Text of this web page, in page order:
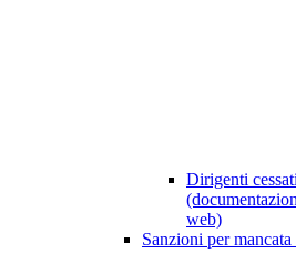
Dirigenti
web)
Sanzioni per